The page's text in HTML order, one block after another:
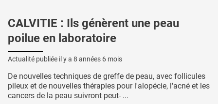
CALVITIE : Ils génèrent une peau
poilue en laboratoire
Actualité publiée il y a 8 années 6 mois
De nouvelles techniques de greffe de peau, avec follicules
pileux et de nouvelles thérapies pour l'alopécie, l'acné et les
cancers de la peau suivront peut- ...